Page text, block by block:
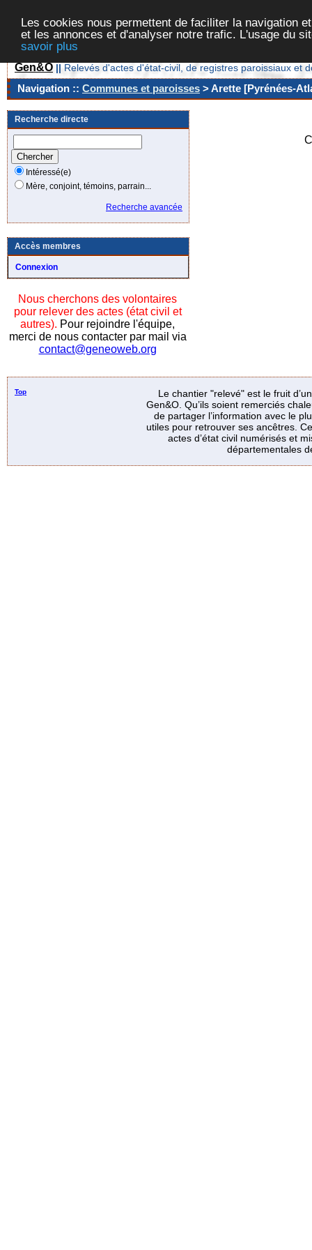
Les cookies nous permettent de faciliter la navigation
et les annonces et d'analyser notre trafic. L'usage du
savoir plus
Gen&O || Relevés d'actes d'état-civil, de registres paroissiaux et
Navigation :: Communes et paroisses > Arette [Pyrénées-
Recherche directe
Intéressé(e)
Mère, conjoint, témoins, parrain...
Recherche avancée
Accès membres
Connexion
Nous cherchons des volontaires
pour relever des actes (état civil et
autres). Pour rejoindre l'équipe,
merci de nous contacter par mail via
contact@geneoweb.org
Top
Le chantier "relevé" est le fruit
Gen&O. Qu’ils soient remerciés
de partager l’information avec le
utiles pour retrouver ses ancêtres.
actes d’état civil numérisés et
départementales